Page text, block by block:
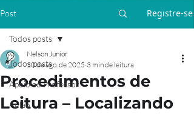
Post Registre-se
Todos posts
Apoio ao Professor
Aulão
Todos posts
Procedimentos de
Leitura – Localizando
Nelson Junior
20 de ago. de 2025 3 min de leitura